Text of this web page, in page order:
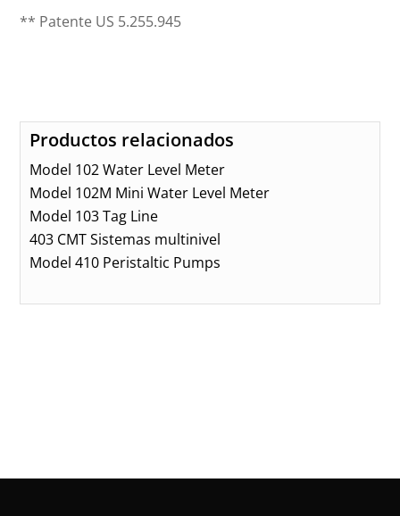
** Patente US 5.255.945
Productos relacionados
Model 102 Water Level Meter
Model 102M Mini Water Level Meter
Model 103 Tag Line
403 CMT Sistemas multinivel
Model 410 Peristaltic Pumps